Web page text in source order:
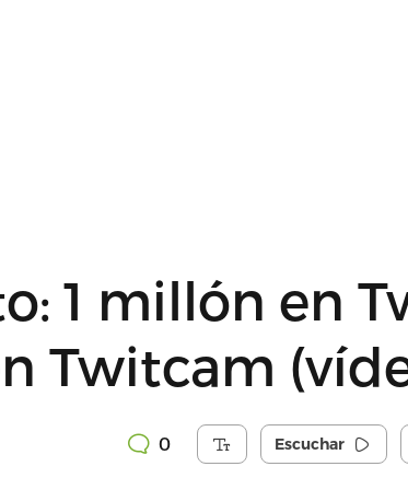
1 millón en
Twitcam
0 Escuchar